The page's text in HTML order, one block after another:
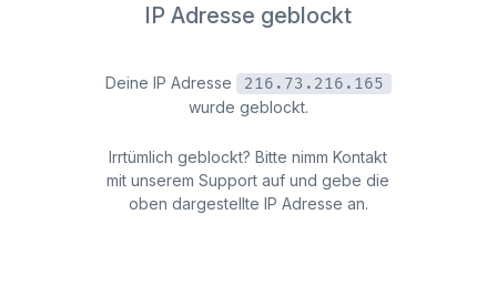
IP Adresse geblockt
Deine IP Adresse
216.73.216.165
wurde geblockt.
Irrtümlich geblockt? Bitte nimm Kontakt
mit unserem Support auf und gebe die
oben dargestellte IP Adresse an.